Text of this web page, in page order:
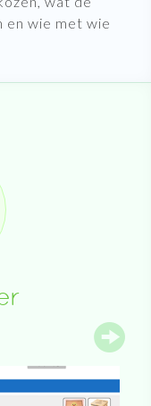
en wie met wie